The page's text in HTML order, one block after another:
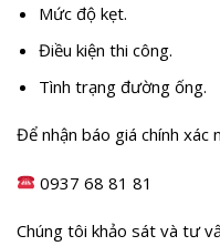
Mức độ kẹt.
Điều kiện thi công.
Tình trạng đường ống.
Để nhận báo giá chính xác
0937 68 81 81
Chúng tôi khảo sát và tư